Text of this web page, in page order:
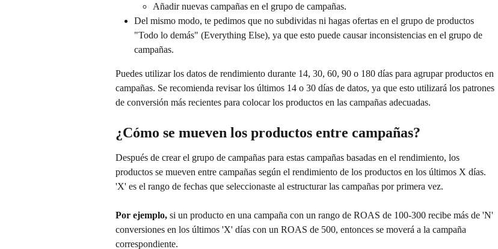
Añadir nuevas campañas en el grupo de campañas.
Del mismo modo, te pedimos que no subdividas ni hagas ofertas en el grupo de productos
"Todo lo demás" (Everything Else), ya que esto puede causar inconsistencias en el grupo de
campañas.
Puedes utilizar los datos de rendimiento durante 14, 30, 60, 90 o 180 días para agrupar productos en
campañas. Se recomienda revisar los últimos 14 o 30 días de datos, ya que esto utilizará los patrones
de conversión más recientes para colocar los productos en las campañas adecuadas.
¿Cómo se mueven los productos entre campañas?
Después de crear el grupo de campañas para estas campañas basadas en el rendimiento, los
productos se mueven entre campañas según el rendimiento de los productos en los últimos X días.
'X' es el rango de fechas que seleccionaste al estructurar las campañas por primera vez.
Por ejemplo, si un producto en una campaña con un rango de ROAS de 100-300 recibe más de 'N'
conversiones en los últimos 'X' días con un ROAS de 500, entonces se moverá a la campaña
correspondiente.